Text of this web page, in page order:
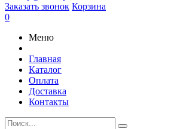
Заказать звонок Корзина
0
Меню
Главная
Каталог
Оплата
Доставка
Контакты